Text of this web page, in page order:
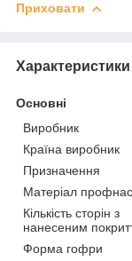
Приховати
Характеристики
Основні
Виробник
Країна виробник
Призначення
Матеріал
Кількість сторін з
нанесеним
Форма гофри